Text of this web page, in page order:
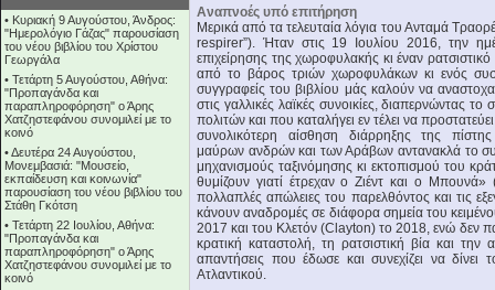
• Κυριακή 9 Αυγούστου, Άνδρος:
"Ημερολόγιο Γάζας" παρουσίαση
του νέου βιβλίου του Χρίστου
Γεωργάλα
• Τετάρτη 5 Αυγούστου, Αθήνα:
"Προπαγάνδα και
παραπληροφόρηση" ο Άρης
Χατζηστεφάνου συνομιλεί με το
κοινό
•Δευτέρα 24 Αυγούστου,
Μονεμβασιά: "Μουσείο,
εκπαίδευση και κοινωνία"
παρουσίαση του νέου βιβλίου του
Στάθη Γκότση
• Τετάρτη 22 Ιουλίου, Αθήνα:
"Προπαγάνδα και
παραπληροφόρηση" ο Άρης
Χατζηστεφάνου συνομιλεί με το
κοινό
Αναπνοές υπό επιτήρηση
Μερικά από τα τελευταία λόγια του Ανταμά
respirer”). Ήταν στις 19 Ιουλίου 2016, την
επιχείρησης της χωροφυλακής κι έναν
από το βάρος τριών χωροφυλάκων κι ενός
συγγραφείς του βιβλίου μάς καλούν να
στις γαλλικές λαϊκές συνοικίες, διαπερνώντας
πολιτών και που καταλήγει εν τέλει να
συνολικότερη αίσθηση διάρρηξης της
μαύρων ανδρών και των Αράβων αντανακλά το
μηχανισμούς ταξινόμησης κι εκτοπισμού του
θυμίζουν γιατί έτρεχαν ο Ζιέντ και ο
πολλαπλές απώλειες του παρελθόντος και τις
κάνουν αναδρομές σε διάφορα σημεία του
2017 και του Κλετόν (Clayton) το 2018, ενώ δεν
κρατική καταστολή, τη ρατσιστική βία και
απαντήσεις που έδωσε και συνεχίζει να
Ατλαντικού.